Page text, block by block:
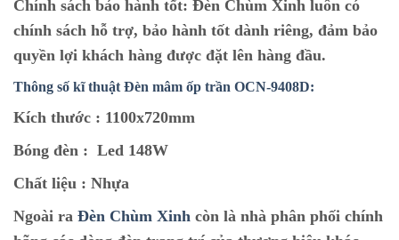
Chính sách bảo hành tốt: Đèn Chùm Xinh luôn có
chính sách hỗ trợ, bảo hành tốt dành riêng, đảm bảo
quyền lợi khách hàng được đặt lên hàng đầu.
Thông số kĩ thuật Đèn mâm ốp trần OCN-9408D:
Kích thước : 1100x720mm
Bóng đèn : Led 148W
Chất liệu : Nhựa
Ngoài ra Đèn Chùm Xinh còn là nhà phân phối chính